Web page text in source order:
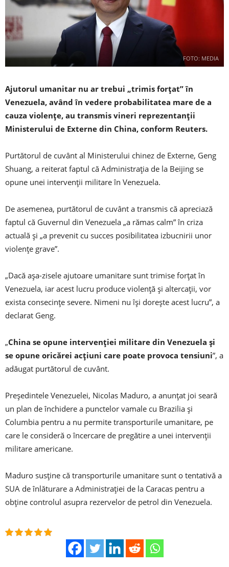
FOTO: MEDIA
Ajutorul umanitar nu ar trebui „trimis forţat” în
Venezuela, având în vedere probabilitatea mare de a
cauza violenţe, au transmis vineri reprezentanţii
Ministerului de Externe din China, conform Reuters.
Purtătorul de cuvânt al Ministerului chinez de Externe, Geng
Shuang, a reiterat faptul că Administraţia de la Beijing se
opune unei intervenţii militare în Venezuela.
De asemenea, purtătorul de cuvânt a transmis că apreciază
faptul că Guvernul din Venezuela „a rămas calm” în criza
actuală şi „a prevenit cu succes posibilitatea izbucnirii unor
violenţe grave”.
„Dacă aşa-zisele ajutoare umanitare sunt trimise forţat în
Venezuela, iar acest lucru produce violenţă şi altercaţii, vor
exista consecinţe severe. Nimeni nu îşi doreşte acest lucru”, a
declarat Geng.
„China se opune intervenţiei militare din Venezuela şi
se opune oricărei acţiuni care poate provoca tensiuni”, a
adăugat purtătorul de cuvânt.
Preşedintele Venezuelei, Nicolas Maduro, a anunţat joi seară
un plan de închidere a punctelor vamale cu Brazilia şi
Columbia pentru a nu permite transporturile umanitare, pe
care le consideră o încercare de pregătire a unei intervenţii
militare americane.
Maduro susţine că transporturile umanitare sunt o tentativă a
SUA de înlăturare a Administraţiei de la Caracas pentru a
obţine controlul asupra rezervelor de petrol din Venezuela.